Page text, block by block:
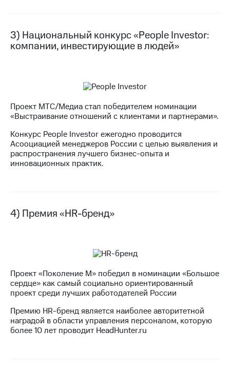
Порядок
выкупа
Описание
Еврооблигации-2023
о
погашении
именных
облигаций
Контакты
3) Национальный конкурс «People Investor:
компании, инвестирующие в людей»
Проект МТС/Медиа стал победителем номинации
«Выстраивание отношений с клиентами и партнерами».
Конкурс People Investor ежегодно проводится
Асооциацией менеджеров России с целью выявления и
распространения лучшего бизнес-опыта и
инновационных практик.
4) Премия «HR-бренд»
Проект «Поколение М» победил в номинации «Большое
сердце» как самый социально ориентированный
проект среди лучших работодателей России
Премию HR-бренд является наиболее авторитетной
наградой в области управления персоналом, которую
более 10 лет проводит HeadHunter.ru